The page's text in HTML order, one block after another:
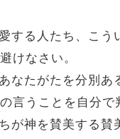
する人たち、こう
けなさい。
なたがたを分別あ
言うことを自分で
が神を賛美する賛